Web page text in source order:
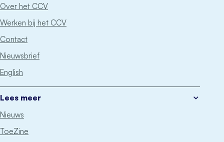
Over het CCV
Werken bij het CCV
Contact
Nieuwsbrief
English
Lees meer
Nieuws
ToeZine